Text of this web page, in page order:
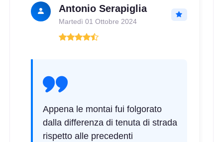
Antonio Serapiglia
Martedì 01 Ottobre 2024
Appena le montai fui folgorato
dalla differenza di tenuta di strada
rispetto alle precedenti